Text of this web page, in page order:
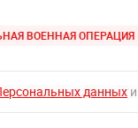
ВОЕННАЯ ОПЕРАЦИЯ
данных